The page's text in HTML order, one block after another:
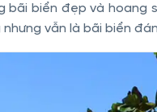
bãi biển đẹp và hoang
nhưng vẫn là bãi biển